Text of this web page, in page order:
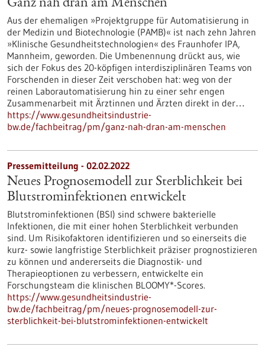
Ganz nah dran am Menschen
Aus der ehemaligen »Projektgruppe für Automatisierung in
der Medizin und Biotechnologie (PAMB)« ist nach zehn Jahren
»Klinische Gesundheitstechnologien« des Fraunhofer IPA,
Mannheim, geworden. Die Umbenennung drückt aus, wie
sich der Fokus des 20-köpfigen interdisziplinären Teams von
Forschenden in dieser Zeit verschoben hat: weg von der
reinen Laborautomatisierung hin zu einer sehr engen
Zusammenarbeit mit Ärztinnen und Ärzten direkt in der…
https://www.gesundheitsindustrie-
bw.de/fachbeitrag/pm/ganz-nah-dran-am-menschen
Pressemitteilung - 02.02.2022
Neues Prognosemodell zur Sterblichkeit bei
Blutstrominfektionen entwickelt
Blutstrominfektionen (BSI) sind schwere bakterielle
Infektionen, die mit einer hohen Sterblichkeit verbunden
sind. Um Risikofaktoren identifizieren und so einerseits die
kurz- sowie langfristige Sterblichkeit präziser prognostizieren
zu können und andererseits die Diagnostik- und
Therapieoptionen zu verbessern, entwickelte ein
Forschungsteam die klinischen BLOOMY*-Scores.
https://www.gesundheitsindustrie-
bw.de/fachbeitrag/pm/neues-prognosemodell-zur-
sterblichkeit-bei-blutstrominfektionen-entwickelt